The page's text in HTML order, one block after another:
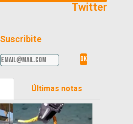
Twitter
Suscribite
Últimas notas